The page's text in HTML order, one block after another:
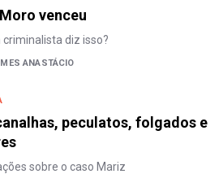
venceu
criminalista diz isso?
ANASTÁCIO
peculatos, folgados e
sobre o caso Mariz